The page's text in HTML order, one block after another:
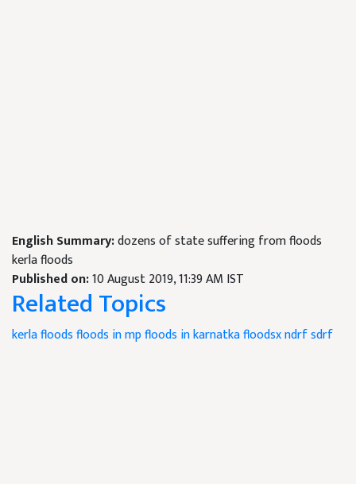
English Summary:dozens of state suffering from floods
kerla floods
Published on:10 August 2019, 11:39 AM IST
Related Topics
kerla floodsfloods in mpfloods in karnatkafloodsxndrfsdrf